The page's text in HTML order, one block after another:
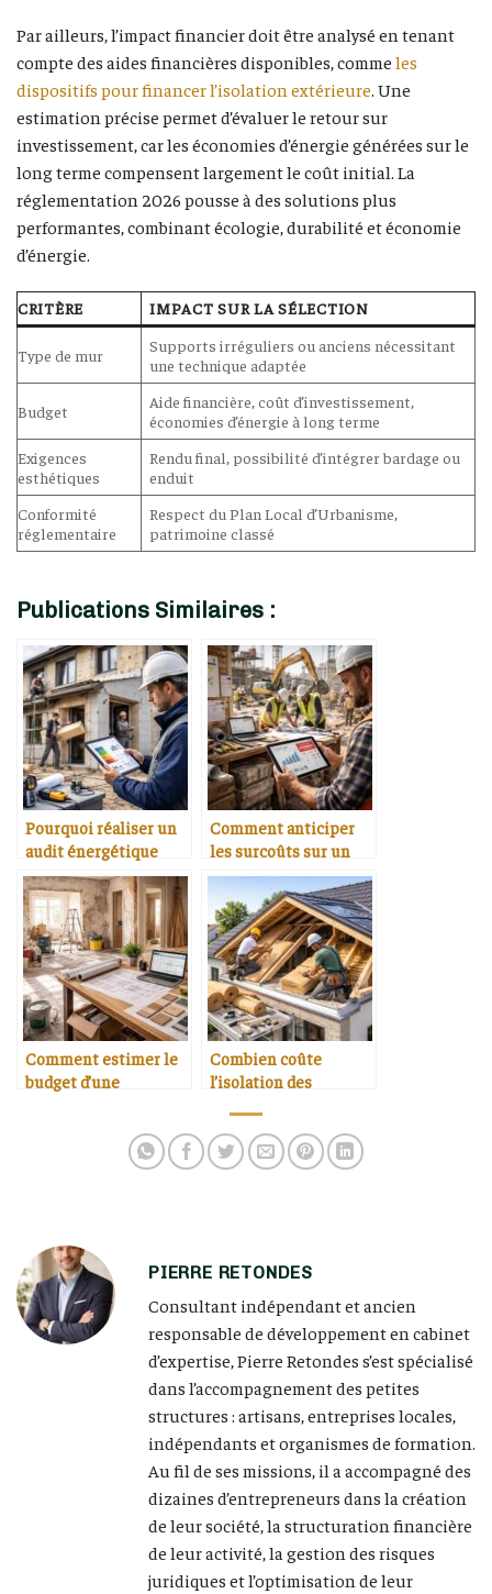
Par ailleurs, l’impact financier doit être analysé en tenant
compte des aides financières disponibles, comme les
dispositifs pour financer l’isolation extérieure. Une
estimation précise permet d’évaluer le retour sur
investissement, car les économies d’énergie générées sur le
long terme compensent largement le coût initial. La
réglementation 2026 pousse à des solutions plus
performantes, combinant écologie, durabilité et économie
d’énergie.
CRITÈRE IMPACT SUR LA SÉLECTION
Type de mur
Supports irréguliers ou anciens nécessitant
une technique adaptée
Budget
Aide financière, coût d’investissement,
économies d’énergie à long terme
Exigences
esthétiques
Rendu final, possibilité d’intégrer bardage ou
enduit
Conformité
réglementaire
Respect du Plan Local d’Urbanisme,
patrimoine classé
Publications Similaires :
Pourquoi réaliser un
audit énergétique
avant des travaux
Comment anticiper
les surcoûts sur un
chantier
Comment estimer le
budget d’une
Combien coûte
l’isolation des
PIERRE RETONDES
Consultant indépendant et ancien
responsable de développement en cabinet
d’expertise, Pierre Retondes s’est spécialisé
dans l’accompagnement des petites
structures : artisans, entreprises locales,
indépendants et organismes de formation.
Au fil de ses missions, il a accompagné des
dizaines d’entrepreneurs dans la création
de leur société, la structuration financière
de leur activité, la gestion des risques
juridiques et l’optimisation de leur